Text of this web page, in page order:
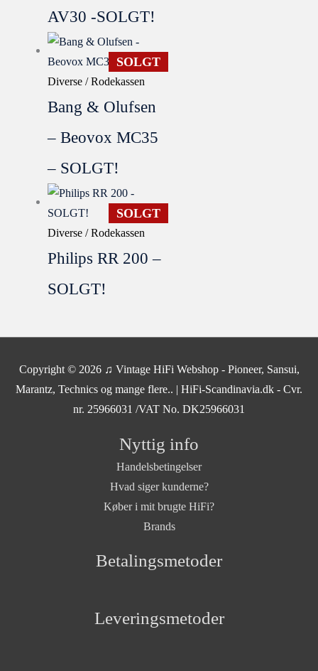
AV30 -SOLGT!
SOLGT
Diverse / Rodekassen
Bang & Olufsen
– Beovox MC35
– SOLGT!
SOLGT
Diverse / Rodekassen
Philips RR 200 –
SOLGT!
Copyright © 2026 ♫ Vintage HiFi Webshop - Pioneer, Sansui,
Marantz, Technics og mange flere.. | HiFi-Scandinavia.dk - Cvr.
nr. 25966031 /VAT No. DK25966031
Nyttig info
Handelsbetingelser
Hvad siger kunderne?
Køber i mit brugte HiFi?
Brands
Betalingsmetoder
Leveringsmetoder